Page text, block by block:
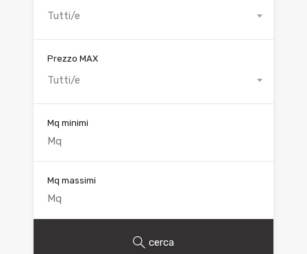
Tutti/e
Prezzo MAX
Tutti/e
Mq minimi
Mq massimi
cerca